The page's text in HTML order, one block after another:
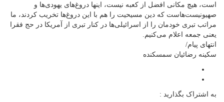
است، هیچ مکانی افضل از کعبه نیست، اینها دروغ‌های یهودی‌ها و
صهیونیست‌هاست که دین مسیحیت را هم با این دروغ‌ها تخریب کردند، ما
مراتب تبری خودمان را از اسرائیلی‌ها در کنار تبری از آمریکا در حج فقرا
یعنی جمعه اعلام می‌کنیم.
انتهای پیام/
سکینه رضائیان سمسکنده
به اشتراک بگذارید :